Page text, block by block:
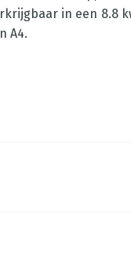
in een 8.8
A4.